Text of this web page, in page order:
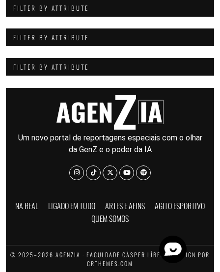
FILTER BY ATTRIBUTE
FILTER BY ATTRIBUTE
FILTER BY ATTRIBUTE
Um novo portal de reportagens especiais com o olhar
da GenZ e o poder da IA
NA REAL LIGADO EM TUDO ARTES E AFINS
AGITO ESPORTIVO
QUEM SOMOS
© 2025–2026 AGENZIA · FACULDADE CÁSPER LÍBERO · DESIGN POR
CRTHEMES.COM